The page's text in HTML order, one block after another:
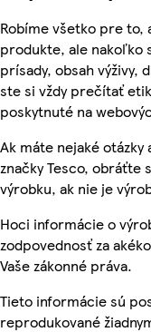
Robíme všetko pre to,
produkte, ale nakoľko
prísady, obsah výživy,
ste si vždy prečítať
poskytnuté na
Ak máte nejaké
značky Tesco, obráťte
výrobku, ak nie je
Hoci informácie o
zodpovednosť za
Vaše zákonné práva.
Tieto informácie sú
reprodukované